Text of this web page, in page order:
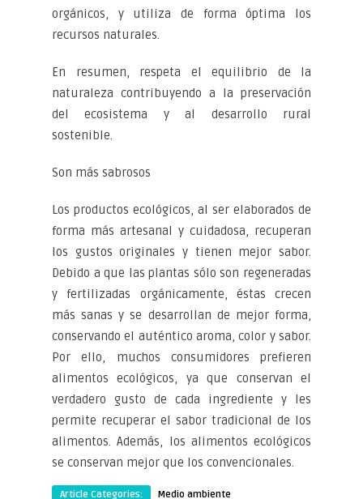
orgánicos, y utiliza de forma óptima los
recursos naturales.
En resumen, respeta el equilibrio de la
naturaleza contribuyendo a la preservación
del ecosistema y al desarrollo rural
sostenible.
Son más sabrosos
Los productos ecológicos, al ser elaborados de
forma más artesanal y cuidadosa, recuperan
los gustos originales y tienen mejor sabor.
Debido a que las plantas sólo son regeneradas
y fertilizadas orgánicamente, éstas crecen
más sanas y se desarrollan de mejor forma,
conservando el auténtico aroma, color y sabor.
Por ello, muchos consumidores prefieren
alimentos ecológicos, ya que conservan el
verdadero gusto de cada ingrediente y les
permite recuperar el sabor tradicional de los
alimentos. Además, los alimentos ecológicos
se conservan mejor que los convencionales.
Article Categories: Medio ambiente